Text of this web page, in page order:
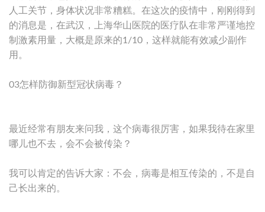
人工关节，身体状况非常糟糕。在这次的疫情中，刚刚得到
的消息是，在武汉，上海华山医院的医疗队在非常严谨地控
制激素用量，大概是原来的1/10，这样就能有效减少副作
用。
03怎样防御新型冠状病毒？
最近经常有朋友来问我，这个病毒很厉害，如果我待在家里
哪儿也不去，会不会被传染？
我可以肯定的告诉大家：不会，病毒是相互传染的，不是自
己长出来的。